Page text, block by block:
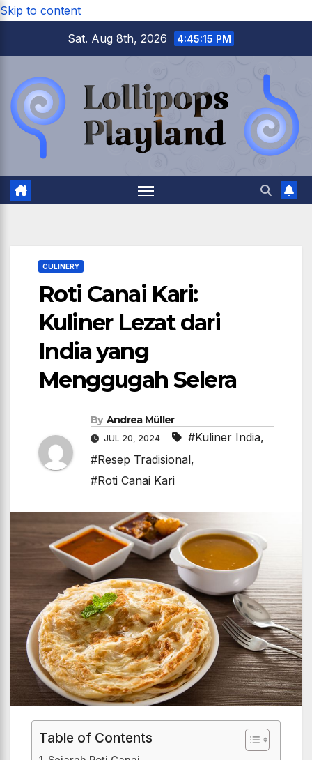
Skip to content
Sat. Aug 8th, 2026
4:45:16 PM
CULINERY
Roti Canai Kari:
Kuliner Lezat dari
India yang
Menggugah Selera
By Andrea Müller
JUL 20, 2024 #Kuliner India,
#Resep Tradisional,
#Roti Canai Kari
Table of Contents